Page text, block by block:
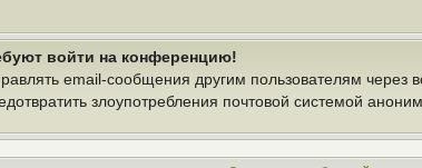
войти на конференцию!
email-сообщения другим пользователям
злоупотребления почтовой системой